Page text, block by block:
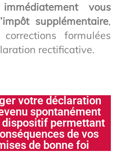
vous
supplémentaire,
formulées
rectificative.
votre déclaration
spontanément
dispositif permettant
de vos
de bonne foi